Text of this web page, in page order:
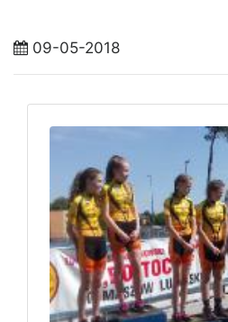
09-05-2018